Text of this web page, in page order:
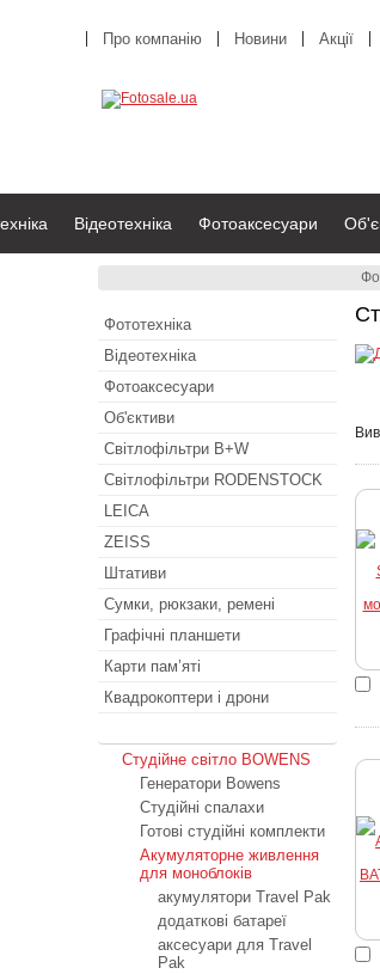
Про компанію Новини Акції
Відеотехніка Фотоаксесуари
Фототехніка
Відеотехніка
Фотоаксесуари
Об'єктиви
Світлофільтри B+W
Світлофільтри RODENSTOCK
LEICA
ZEISS
Штативи
Сумки, рюкзаки, ремені
Графічні планшети
Карти пам’яті
Квадрокоптери і дрони
Студійне світло BOWENS
Генератори Bowens
Студійні спалахи
Готові студійні комплекти
Акумуляторне живлення
для моноблоків
акумулятори Travel Pak
додаткові батареї
аксесуари для Travel
Pak